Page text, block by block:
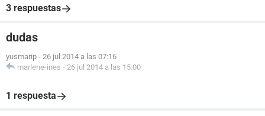
3 respuestas
dudas
yusmarip - 26 jul 2014 a las 07:16
marlene-ines - 26 jul 2014 a las 15:00
1 respuesta